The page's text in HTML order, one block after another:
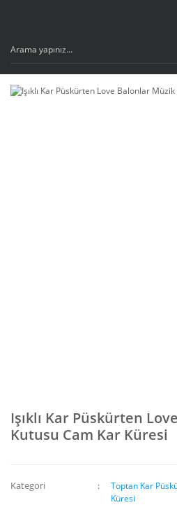
Işıklı Kar Püskürten
Kutusu Cam Kar Küresi
Kategori
Toptan Kar
Küresi